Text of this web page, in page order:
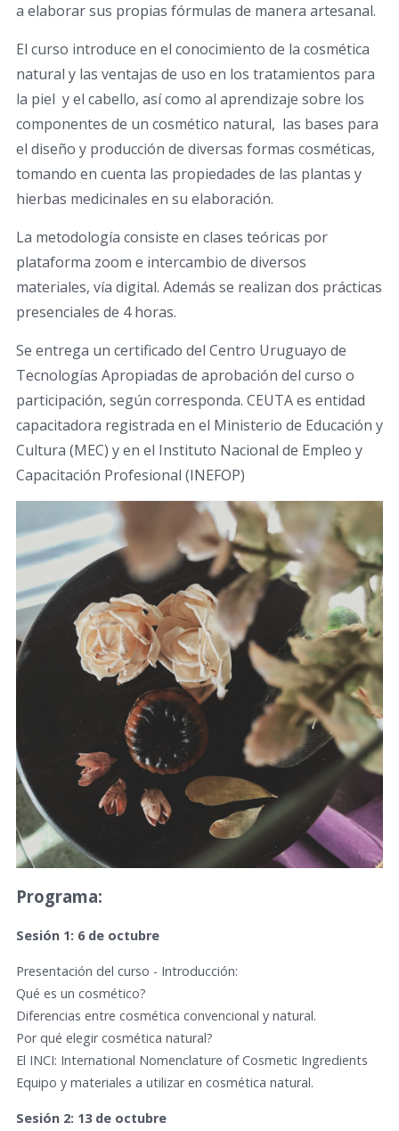
a elaborar sus propias fórmulas de manera artesanal.
El curso introduce en el conocimiento de la cosmética
natural y las ventajas de uso en los tratamientos para
la piel y el cabello, así como al aprendizaje sobre los
componentes de un cosmético natural, las bases para
el diseño y producción de diversas formas cosméticas,
tomando en cuenta las propiedades de las plantas y
hierbas medicinales en su elaboración.
La metodología consiste en clases teóricas por
plataforma zoom e intercambio de diversos
materiales, vía digital. Además se realizan dos prácticas
presenciales de 4 horas.
Se entrega un certificado del Centro Uruguayo de
Tecnologías Apropiadas de aprobación del curso o
participación, según corresponda. CEUTA es entidad
capacitadora registrada en el Ministerio de Educación y
Cultura (MEC) y en el Instituto Nacional de Empleo y
Capacitación Profesional (INEFOP)
Programa:
Sesión 1: 6 de octubre
Presentación del curso - Introducción:
Qué es un cosmético?
Diferencias entre cosmética convencional y natural.
Por qué elegir cosmética natural?
El INCI: International Nomenclature of Cosmetic Ingredients
Equipo y materiales a utilizar en cosmética natural.
Sesión 2: 13 de octubre